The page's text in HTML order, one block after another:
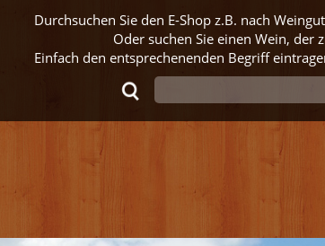
Durchsuchen Sie den E-Shop z.B. nach
Oder suchen Sie einen Wein, der
Einfach den entsprechenenden Begriff